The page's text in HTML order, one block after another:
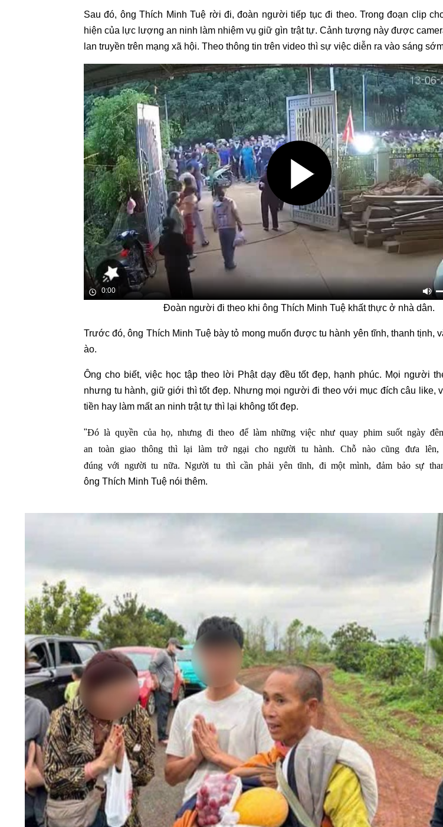
Sau đó, ông Thích Minh Tuệ rời đi, đoàn người tiếp tục đi theo. Trong đoạn clip
hiện của lực lượng an ninh làm nhiệm vụ giữ gìn trật tự. Cảnh tượng này được
lan truyền trên mạng xã hội. Theo thông tin trên video thì sự việc diễn ra vào sáng
0:00
Đoàn người đi theo khi ông Thích Minh Tuệ khất thực ở nhà dân.
Trước đó, ông Thích Minh Tuệ bày tỏ mong muốn được tu hành yên tĩnh, thanh tịnh,
ào.
Ông cho biết, việc học tập theo lời Phật dạy đều tốt đẹp, hạnh phúc. Mọi người
nhưng tu hành, giữ giới thì tốt đẹp. Nhưng mọi người đi theo với mục đích câu like,
tiền hay làm mất an ninh trật tự thì lại không tốt đẹp.
"Đó là quyền của họ, nhưng đi theo để làm những việc như quay phim suốt ngày
an toàn giao thông thì lại làm trở ngại cho người tu hành. Chỗ nào cũng đưa
đúng với người tu nữa. Người tu thì cần phải yên tĩnh, đi một mình, đảm bảo sự
ông Thích Minh Tuệ nói thêm.